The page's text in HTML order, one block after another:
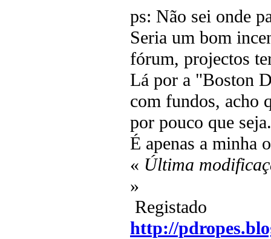
ps: Não sei onde
Seria um bom
fórum, projectos
Lá por a "Boston
com fundos, acho
por pouco que seja.
É apenas a minha
« Última
»
Registado
http://